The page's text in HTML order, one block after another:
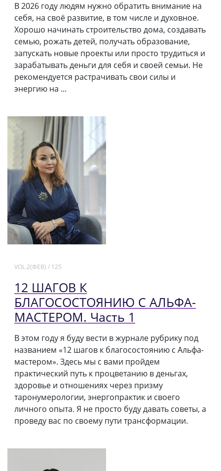
В 2026 году людям нужно обратить внимание на
себя, на своё развитие, в том числе и духовное.
Хорошо начинать строительство дома, создавать
семью, рожать детей, получать образование,
запускать новые проекты или просто трудиться и
зарабатывать деньги для себя и своей семьи. Не
рекомендуется растрачивать свои силы и
энергию на ...
VOL.2(ФЕВ) / 125
12 ШАГОВ К
БЛАГОСОСТОЯНИЮ С АЛЬФА-
МАСТЕРОМ. Часть 1
В этом году я буду вести в журнале рубрику под
названием «12 шагов к благосостоянию с Альфа-
мастером». Здесь мы с вами пройдем
практический путь к процветанию в деньгах,
здоровье и отношениях через призму
таронумерологии, энергопрактик и своего
личного опыта. Я не просто буду давать советы, а
проведу вас по своему пути трансформации.